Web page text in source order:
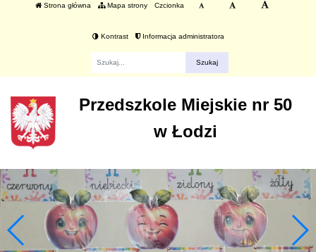
Strona główna Mapa strony Czcionka
Kontrast Informacja administratora
Przedszkole Miejskie nr 50
w Łodzi